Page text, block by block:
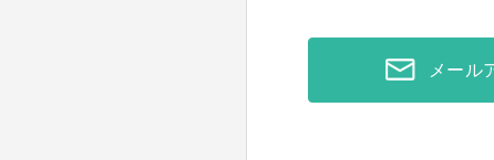
メール